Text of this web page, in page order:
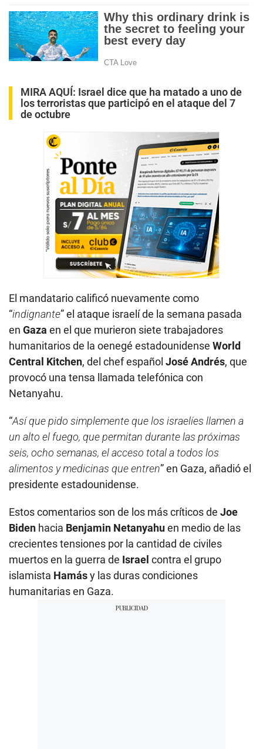
MIRA AQUÍ: Israel dice que ha matado a uno de
los terroristas que participó en el ataque del 7
de octubre
El mandatario calificó nuevamente como
“indignante” el ataque israelí de la semana pasada
en Gaza en el que murieron siete trabajadores
humanitarios de la oenegé estadounidense World
Central Kitchen, del chef español José Andrés, que
provocó una tensa llamada telefónica con
Netanyahu.
“Así que pido simplemente que los israelíes llamen a
un alto el fuego, que permitan durante las próximas
seis, ocho semanas, el acceso total a todos los
alimentos y medicinas que entren” en Gaza, añadió el
presidente estadounidense.
Estos comentarios son de los más críticos de Joe
Biden hacia Benjamin Netanyahuen medio de las
crecientes tensiones por la cantidad de civiles
muertos en la guerra de Israel contra el grupo
islamista Hamásy las duras condiciones
humanitarias en Gaza.